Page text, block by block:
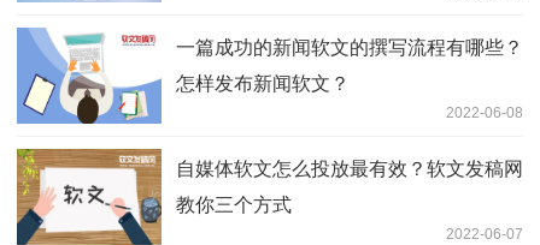
一篇成功的新闻软文的撰写流程有哪些？
怎样发布新闻软文？
2022-06-08
自媒体软文怎么投放最有效？软文发稿网
教你三个方式
2022-06-07